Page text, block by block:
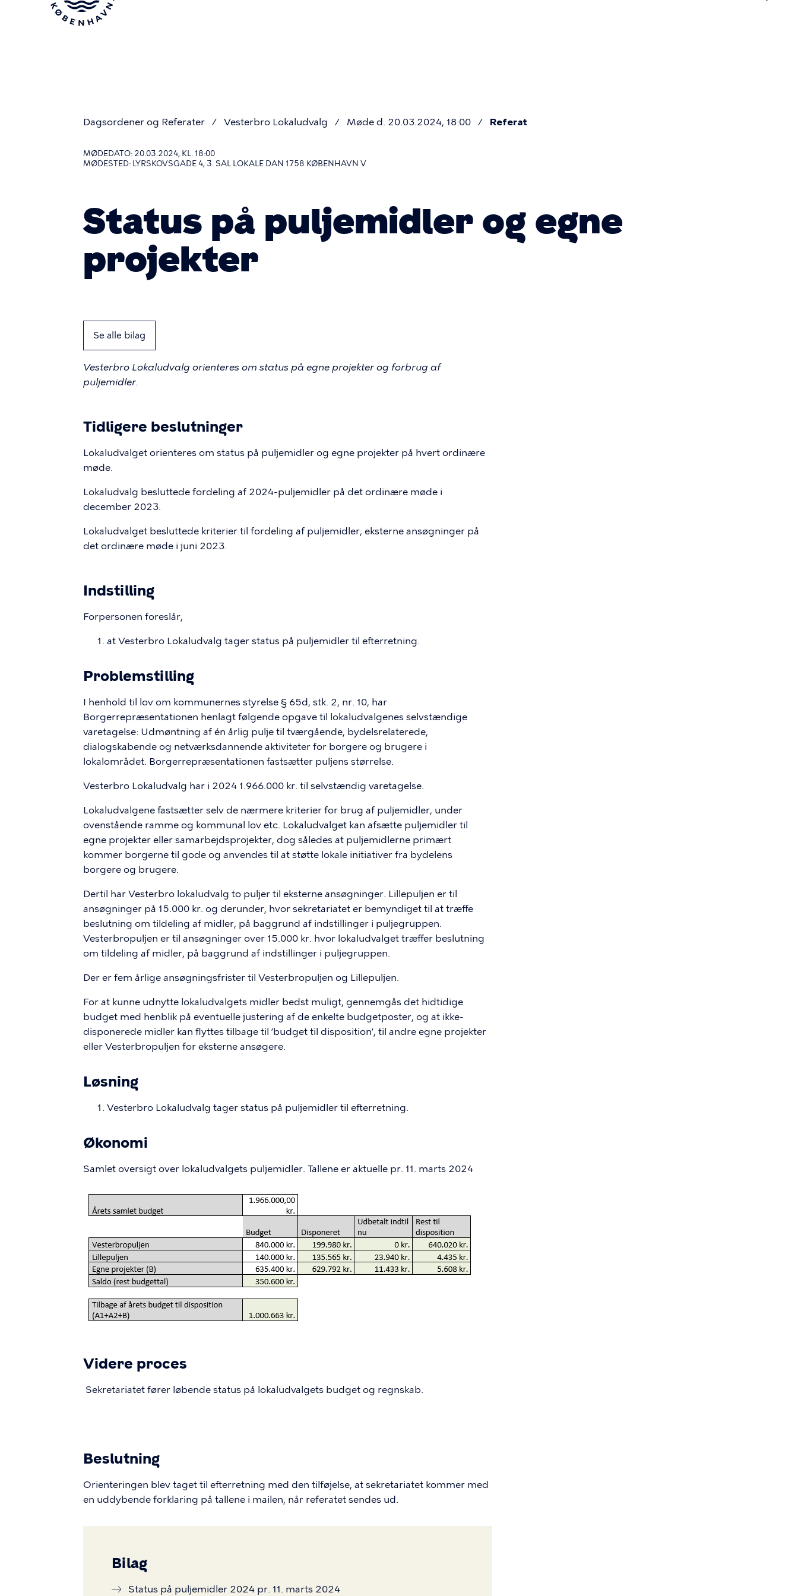
Dagsordener og Referater Vesterbro Lokaludvalg Møde d. 20.03.2024, 18:00 Referat
MØDEDATO: 20.03.2024, KL. 18:00
MØDESTED: LYRSKOVSGADE 4, 3. SAL LOKALE DAN 1758 KØBENHAVN V
Status på puljemidler og egne
projekter
Se alle bilag
Vesterbro Lokaludvalg orienteres om status på egne projekter og forbrug af
puljemidler.
Tidligere beslutninger
Lokaludvalget orienteres om status på puljemidler og egne projekter på hvert ordinære
møde.
Lokaludvalg besluttede fordeling af 2024-puljemidler på det ordinære møde i
december 2023.
Lokaludvalget besluttede kriterier til fordeling af puljemidler, eksterne ansøgninger på
det ordinære møde i juni 2023.
Indstilling
Forpersonen foreslår,
at Vesterbro Lokaludvalg tager status på puljemidler til efterretning.
Problemstilling
I henhold til lov om kommunernes styrelse § 65d, stk. 2, nr. 10, har
Borgerrepræsentationen henlagt følgende opgave til lokaludvalgenes selvstændige
varetagelse: Udmøntning af én årlig pulje til tværgående, bydelsrelaterede,
dialogskabende og netværksdannende aktiviteter for borgere og brugere i
lokalområdet. Borgerrepræsentationen fastsætter puljens størrelse.
Vesterbro Lokaludvalg har i 2024 1.966.000 kr. til selvstændig varetagelse.
Lokaludvalgene fastsætter selv de nærmere kriterier for brug af puljemidler, under
ovenstående ramme og kommunal lov etc. Lokaludvalget kan afsætte puljemidler til
egne projekter eller samarbejdsprojekter, dog således at puljemidlerne primært
kommer borgerne til gode og anvendes til at støtte lokale initiativer fra bydelens
borgere og brugere.
Dertil har Vesterbro lokaludvalg to puljer til eksterne ansøgninger. Lillepuljen er til
ansøgninger på 15.000 kr. og derunder, hvor sekretariatet er bemyndiget til at træffe
beslutning om tildeling af midler, på baggrund af indstillinger i puljegruppen.
Vesterbropuljen er til ansøgninger over 15.000 kr. hvor lokaludvalget træffer beslutning
om tildeling af midler, på baggrund af indstillinger i puljegruppen.
Der er fem årlige ansøgningsfrister til Vesterbropuljen og Lillepuljen.
For at kunne udnytte lokaludvalgets midler bedst muligt, gennemgås det hidtidige
budget med henblik på eventuelle justering af de enkelte budgetposter, og at ikke-
disponerede midler kan flyttes tilbage til ’budget til disposition’, til andre egne projekter
eller Vesterbropuljen for eksterne ansøgere.
Løsning
Vesterbro Lokaludvalg tager status på puljemidler til efterretning.
Økonomi
Samlet oversigt over lokaludvalgets puljemidler. Tallene er aktuelle pr. 11. marts 2024
Videre proces
Sekretariatet fører løbende status på lokaludvalgets budget og regnskab.
Beslutning
Orienteringen blev taget til efterretning med den tilføjelse, at sekretariatet kommer med
en uddybende forklaring på tallene i mailen, når referatet sendes ud.
Bilag
Status på puljemidler 2024 pr. 11. marts 2024